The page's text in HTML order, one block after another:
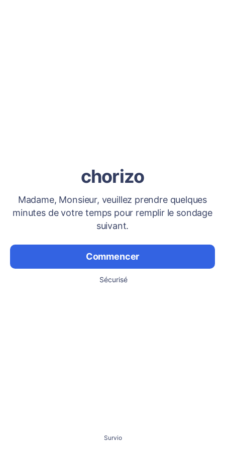
chorizo
Madame, Monsieur, veuillez prendre quelques
minutes de votre temps pour remplir le sondage
suivant.
Commencer
Sécurisé
Survio